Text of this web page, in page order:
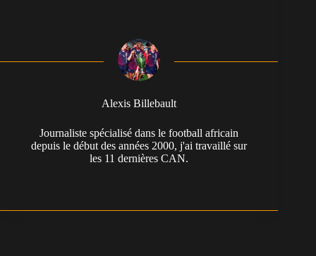
Alexis Billebault
Journaliste spécialisé dans le football africain
depuis le début des années 2000, j'ai travaillé sur
les 11 dernières CAN.